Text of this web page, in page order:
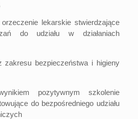
lekarskie stwierdzające
do udziału w działaniach
zakresu bezpieczeństwa i higieny
pozytywnym szkolenie
do bezpośredniego udziału